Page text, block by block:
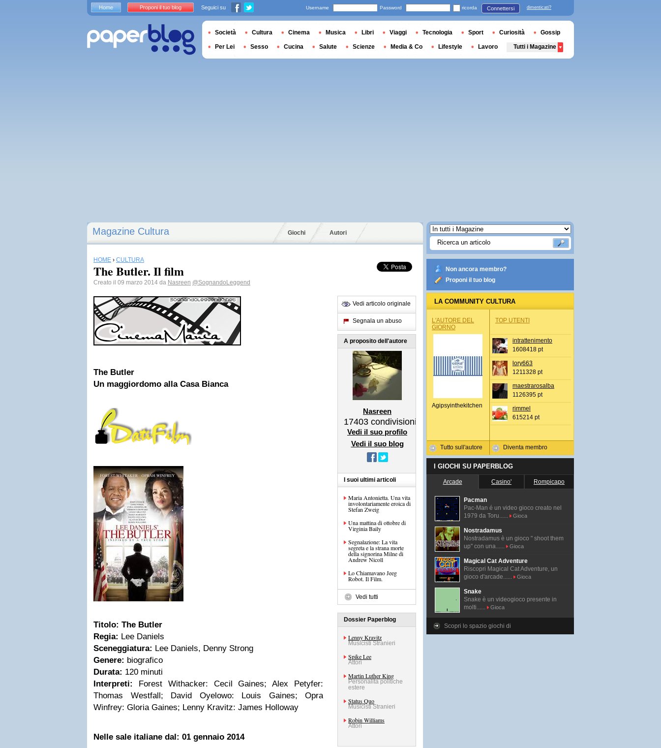
Magazine Cultura Giochi Autori
HOME › CULTURA
The Butler. Il film
Creato il 09 marzo 2014 da Nasreen @SognandoLeggend
The Butler
Un maggiordomo alla Casa Bianca
Titolo: The Butler
Regia: Lee Daniels
Sceneggiatura: Lee Daniels, Denny Strong
Genere: biografico
Durata: 120 minuti
Interpreti:
Forest Withacker: Cecil Gaines; Alex Petyfer:
Thomas Westfall; David Oyelowo: Louis Gaines; Opra
Winfrey: Gloria Gaines; Lenny Kravitz: James Holloway
Nelle sale italiane dal: 01 gennaio 2014
Vedi articolo originale
Segnala un abuso
A proposito dell'autore
Nasreen
17403 condivisioni
Vedi il suo profilo
Vedi il suo blog
I suoi ultimi articoli
Maria Antonietta. Una vita
involontariamente eroica di
Stefan Zweig
Una mattina di ottobre di
Virginia Baily
Segnalazione: La vita
segreta e la strana morte
della signorina Milne di
Andrew Nicoll
Lo Chiamavano Jeeg
Robot. Il Film.
Vedi tutti
Dossier Paperblog
Lenny Kravitz
Musicisti Stranieri
Spike Lee
Attori
Martin Luther King
Personalità politiche
estere
Status Quo
Musicisti Stranieri
Robin Williams
Attori
Non ancora membro?
Proponi il tuo blog
LA COMMUNITY CULTURA
L'AUTORE DEL
GIORNO
Agipsyinthekitchen
Tutto sull'autore
TOP UTENTI
intrattenimento
1608418 pt
lory663
1211328 pt
maestrarosalba
1126395 pt
rimmel
615214 pt
Diventa membro
I GIOCHI SU PAPERBLOG
Arcade Casino' Rompicapo
Pacman
Pac-Man é un video gioco creato nel
1979 da Toru......
Gioca
Nostradamus
Nostradamus è un gioco " shoot them
up" con una......
Gioca
Magical Cat Adventure
Riscopri Magical Cat Adventure, un
gioco d'arcade......
Gioca
Snake
Snake è un videogioco presente in
molti......
Gioca
Scopri lo spazio giochi di
Home Proponi il tuo blog Seguici su Username Password ricorda Connettersi dimenticati?
Società Cultura Cinema Musica Libri Viaggi Tecnologia Sport Curiosità Gossip
Per Lei Sesso Cucina Salute Scienze Media & Co Lifestyle Lavoro Tutti i Magazine